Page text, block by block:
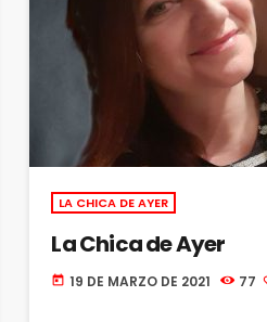
LA CHICA DE AYER
La Chica de Ayer
today 19 DE MARZO DE 2021 77